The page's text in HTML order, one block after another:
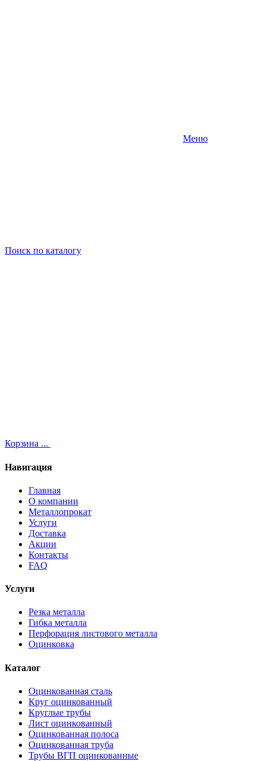
Меню
Поиск по каталогу
Корзина ...
Навигация
Главная
О компании
Металлопрокат
Услуги
Доставка
Акции
Контакты
FAQ
Услуги
Резка металла
Гибка металла
Перфорация листового металла
Оцинковка
Каталог
Оцинкованная сталь
Круг оцинкованный
Круглые трубы
Лист оцинкованный
Оцинкованная полоса
Оцинкованная труба
Трубы ВГП оцинкованные